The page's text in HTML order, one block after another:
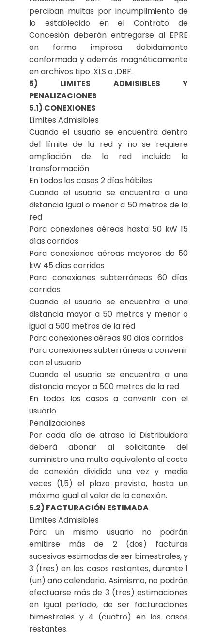
perciban multas por incumplimiento de
lo establecido en el Contrato de
Concesión deberán entregarse al EPRE
en forma impresa debidamente
conformada y además magnéticamente
en archivos tipo .XLS o .DBF.
5) LIMITES ADMISIBLES Y
PENALIZACIONES
5.1) CONEXIONES
Límites Admisibles
Cuando el usuario se encuentra dentro
del límite de la red y no se requiere
ampliación de la red incluida la
transformación
En todos los casos 2 días hábiles
Cuando el usuario se encuentra a una
distancia igual o menor a 50 metros de la
red
Para conexiones aéreas hasta 50 kW 15
días corridos
Para conexiones aéreas mayores de 50
kW 45 días corridos
Para conexiones subterráneas 60 días
corridos
Cuando el usuario se encuentra a una
distancia mayor a 50 metros y menor o
igual a 500 metros de la red
Para conexiones aéreas 90 días corridos
Para conexiones subterráneas a convenir
con el usuario
Cuando el usuario se encuentra a una
distancia mayor a 500 metros de la red
En todos los casos a convenir con el
usuario
Penalizaciones
Por cada día de atraso la Distribuidora
deberá abonar al solicitante del
suministro una multa equivalente al costo
de conexión dividido una vez y media
veces (1,5) el plazo previsto, hasta un
máximo igual al valor de la conexión.
5.2) FACTURACIÓN ESTIMADA
Límites Admisibles
Para un mismo usuario no podrán
emitirse más de 2 (dos) facturas
sucesivas estimadas de ser bimestrales, y
3 (tres) en los casos restantes, durante 1
(un) año calendario. Asimismo, no podrán
efectuarse más de 3 (tres) estimaciones
en igual período, de ser facturaciones
bimestrales y 4 (cuatro) en los casos
restantes.